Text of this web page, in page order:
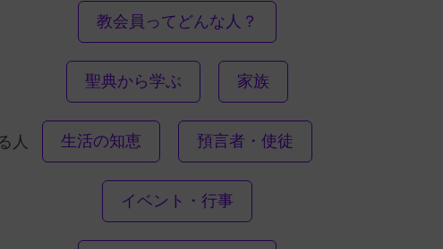
人
教会員ってどんな人？
聖典から学ぶ 家族
生活の知恵 預言者・使徒
イベント・行事